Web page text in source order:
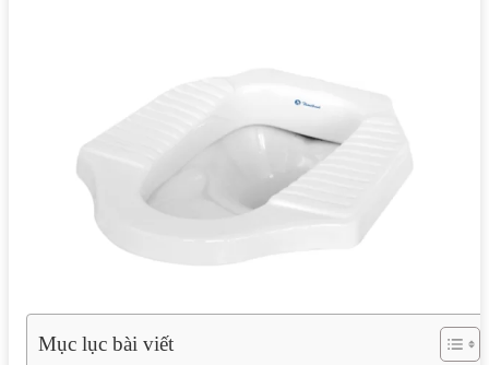
Mục lục bài viết